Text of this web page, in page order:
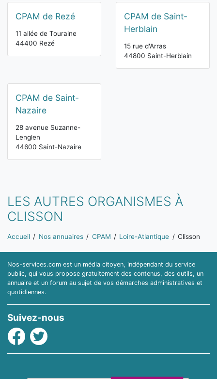
CPAM de Rezé
11 allée de Touraine
44400 Rezé
CPAM de Saint-
Herblain
15 rue d'Arras
44800 Saint-Herblain
CPAM de Saint-
Nazaire
28 avenue Suzanne-
Lenglen
44600 Saint-Nazaire
LES AUTRES ORGANISMES À
CLISSON
Vous êtes ici:
Accueil Nos annuaires CPAM Loire-Atlantique Clisson
Nos-services.com est un média citoyen, indépendant du service
public, qui vous propose gratuitement des contenus, des outils, un
annuaire et un forum au sujet de vos démarches administratives et
quotidiennes.
Suivez-nous
Facebook
Twitter